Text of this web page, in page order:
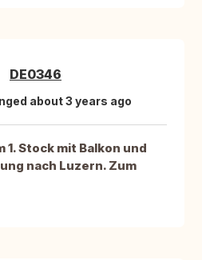
DE0346
about 3 years ago
1. Stock mit Balkon und
nach Luzern. Zum